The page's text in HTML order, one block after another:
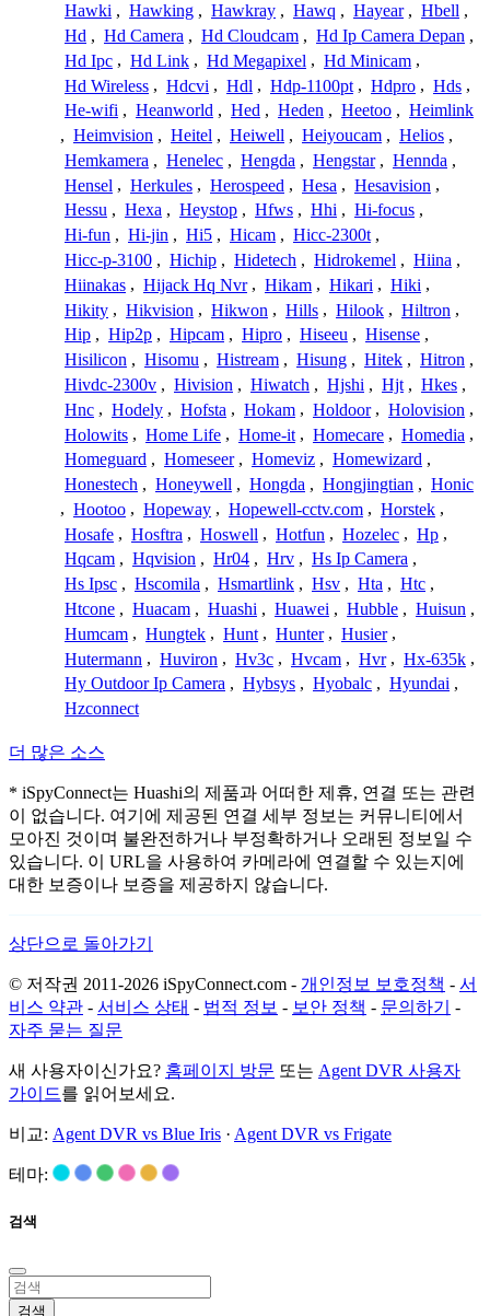
Hawki , Hawking , Hawkray , Hawq , Hayear , Hbell ,
Hd , Hd Camera , Hd Cloudcam , Hd Ip Camera Depan ,
Hd Ipc , Hd Link , Hd Megapixel , Hd Minicam ,
Hd Wireless , Hdcvi , Hdl , Hdp-1100pt , Hdpro , Hds ,
He-wifi , Heanworld , Hed , Heden , Heetoo , Heimlink
, Heimvision , Heitel , Heiwell , Heiyoucam , Helios ,
Hemkamera , Henelec , Hengda , Hengstar , Hennda ,
Hensel , Herkules , Herospeed , Hesa , Hesavision ,
Hessu , Hexa , Heystop , Hfws , Hhi , Hi-focus ,
Hi-fun , Hi-jin , Hi5 , Hicam , Hicc-2300t ,
Hicc-p-3100 , Hichip , Hidetech , Hidrokemel , Hiina ,
Hiinakas , Hijack Hq Nvr , Hikam , Hikari , Hiki ,
Hikity , Hikvision , Hikwon , Hills , Hilook , Hiltron ,
Hip , Hip2p , Hipcam , Hipro , Hiseeu , Hisense ,
Hisilicon , Hisomu , Histream , Hisung , Hitek , Hitron ,
Hivdc-2300v , Hivision , Hiwatch , Hjshi , Hjt , Hkes ,
Hnc , Hodely , Hofsta , Hokam , Holdoor , Holovision ,
Holowits , Home Life , Home-it , Homecare , Homedia ,
Homeguard , Homeseer , Homeviz , Homewizard ,
Honestech , Honeywell , Hongda , Hongjingtian , Honic
, Hootoo , Hopeway , Hopewell-cctv.com , Horstek ,
Hosafe , Hosftra , Hoswell , Hotfun , Hozelec , Hp ,
Hqcam , Hqvision , Hr04 , Hrv , Hs Ip Camera ,
Hs Ipsc , Hscomila , Hsmartlink , Hsv , Hta , Htc ,
Htcone , Huacam , Huashi , Huawei , Hubble , Huisun ,
Humcam , Hungtek , Hunt , Hunter , Husier ,
Hutermann , Huviron , Hv3c , Hvcam , Hvr , Hx-635k ,
Hy Outdoor Ip Camera , Hybsys , Hyobalc , Hyundai ,
Hzconnect
더 많은 소스
* iSpyConnect는 Huashi의 제품과 어떠한 제휴, 연결 또는 관련
이 없습니다. 여기에 제공된 연결 세부 정보는 커뮤니티에서
모아진 것이며 불완전하거나 부정확하거나 오래된 정보일 수
있습니다. 이 URL을 사용하여 카메라에 연결할 수 있는지에
대한 보증이나 보증을 제공하지 않습니다.
상단으로 돌아가기
© 저작권 2011-2026 iSpyConnect.com - 개인정보 보호정책 - 서
비스 약관 - 서비스 상태 - 법적 정보 - 보안 정책 - 문의하기
-
자주 묻는 질문
새 사용자이신가요? 홈페이지 방문 또는 Agent DVR 사용자
가이드를 읽어보세요.
비교: Agent DVR vs Blue Iris · Agent DVR vs Frigate
테마:
검색
검색